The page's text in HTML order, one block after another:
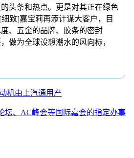
头条和热点。更是对其正在绿色
致]嘉宝莉再添计谋大客户，目
、五金的品牌、胶条的密封
做为全球设想潮水的风向标，
机由上汽通用产
坛、AC峰会等国际嘉会的指定办事